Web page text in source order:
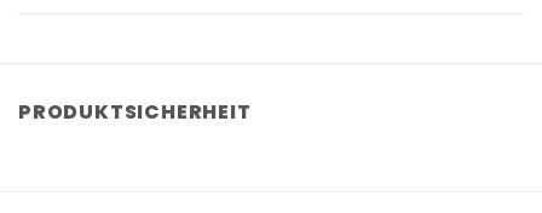
PRODUKTSICHERHEIT